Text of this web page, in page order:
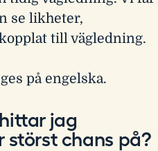
se likheter,
till vägledning.
på engelska.
jag
störst chans på?